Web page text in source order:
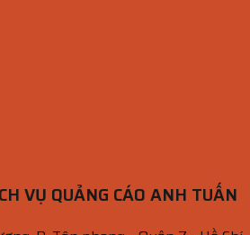
VỤ QUẢNG CÁO ANH TUẤN